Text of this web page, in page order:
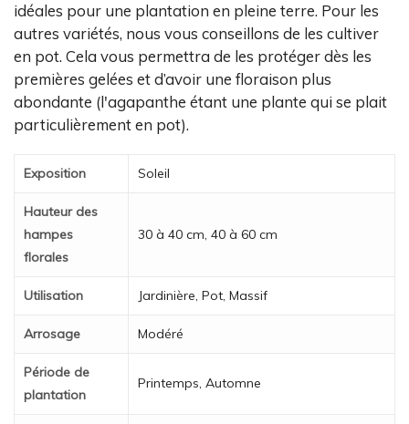
idéales pour une plantation en pleine terre. Pour les
autres variétés, nous vous conseillons de les cultiver
en pot. Cela vous permettra de les protéger dès les
premières gelées et d’avoir une floraison plus
abondante (l'agapanthe étant une plante qui se plait
particulièrement en pot).
Exposition Soleil
Hauteur des
hampes
florales
30 à 40 cm, 40 à 60 cm
Utilisation Jardinière, Pot, Massif
Arrosage Modéré
Période de
plantation
Printemps, Automne